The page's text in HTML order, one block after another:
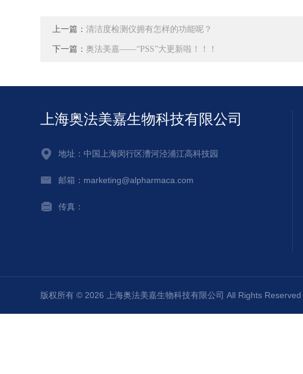
上一篇：清洁度检测仪拥有怎样的功能呢？
下一篇：奥法美嘉——“PSS”大更新啦！！！
上海奥法美嘉生物科技有限公司
地址：中国上海闵行区漕河泾浦江高科技园
邮箱：marketing@alpharmaca.com
传真：
版权所有 © 2026 上海奥法美嘉生物科技有限公司 All Rights